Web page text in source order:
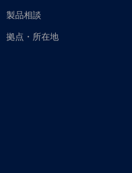
製品相談
拠点・所在地